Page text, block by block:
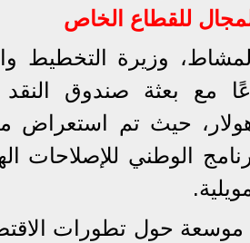
للقطاع الخاص
وزيرة التخطيط
مع بعثة صندوق النقد
هولار، حيث تم استعراض
الوطني للإصلاحات
موسعة حول تطورات